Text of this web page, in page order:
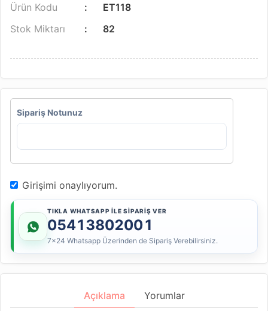
Ürün Kodu
ET118
Stok Miktarı
82
Sipariş Notunuz
Girişimi onaylıyorum.
TIKLA WHATSAPP İLE SİPARİŞ VER
05413802001
7x24 Whatsapp Üzerinden de Sipariş Verebilirsiniz.
Açıklama Yorumlar